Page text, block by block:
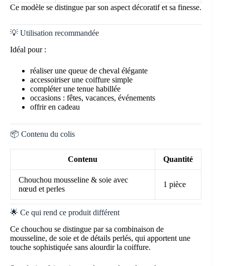
Ce modèle se distingue par son aspect décoratif et sa finesse.
💡 Utilisation recommandée
Idéal pour :
réaliser une queue de cheval élégante
accessoiriser une coiffure simple
compléter une tenue habillée
occasions : fêtes, vacances, événements
offrir en cadeau
📦 Contenu du colis
Contenu Quantité
Chouchou mousseline & soie avec
nœud et perles
1 pièce
🌟 Ce qui rend ce produit différent
Ce chouchou se distingue par sa combinaison de
mousseline, de soie et de détails perlés, qui apportent une
touche sophistiquée sans alourdir la coiffure.